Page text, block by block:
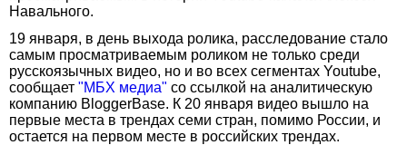
Навального.
19 января, в день выхода ролика, расследование стало
самым просматриваемым роликом не только среди
русскоязычных видео, но и во всех сегментах Youtube,
сообщает "МБХ медиа" со ссылкой на аналитическую
компанию BloggerBase. К 20 января видео вышло на
первые места в трендах семи стран, помимо России, и
остается на первом месте в российских трендах.